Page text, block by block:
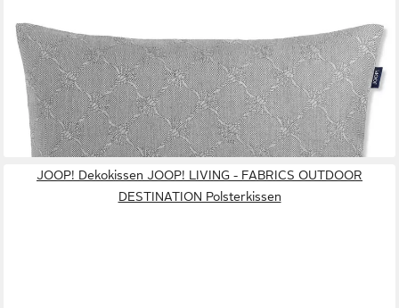
JOOP!
Dekokissen JOOP! LIVING - FABRICS OUTDOOR MODEST
CORNFLOWER
89,95 €
lieferbar - in 3-4 Werktagen bei dir
JOOP! Dekokissen JOOP! LIVING - FABRICS OUTDOOR
DESTINATION Polsterkissen